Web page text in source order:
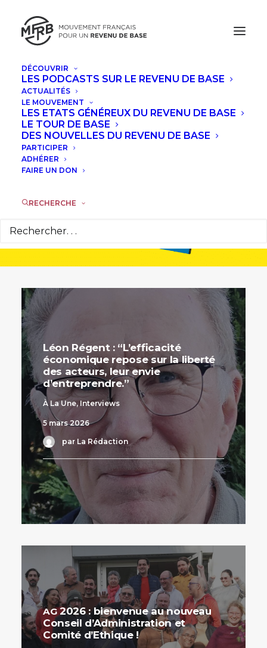
DÉCOUVRIR
LES PODCASTS SUR LE REVENU DE BASE
ACTUALITÉS
LE MOUVEMENT
LES ETATS GÉNÉREUX DU REVENU DE BASE
LE TOUR DE BASE
DES NOUVELLES DU REVENU DE BASE
PARTICIPER
ADHÉRER
FAIRE UN DON
RECHERCHE
Tous les
articles
Léon Régent : “L’efficacité
économique repose sur la liberté
des acteurs, leur envie
d’entreprendre.”
À La Une, Interviews
5 mars 2026
par La Rédaction
AG2026 : bienvenue au nouveau
Conseil d’Administration et
Comité d’Ethique !